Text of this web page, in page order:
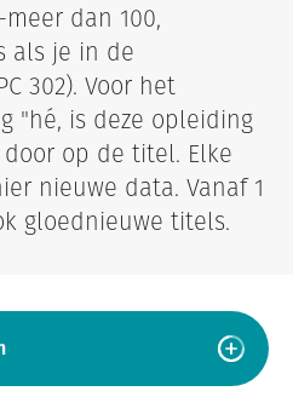
dan 100,
als je in de
302). Voor het
"hé, is deze opleiding
op de titel. Elke
nieuwe data. Vanaf 1
gloednieuwe titels.